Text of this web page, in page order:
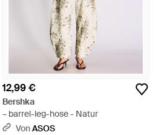
12,99 €
Bershka
– barrel-leg-hose - Natur
VonASOS